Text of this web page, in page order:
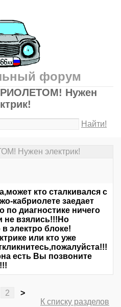
форум
Нужен
Найти!
Нужен электрик!
кто сталкивался с
кабриолете заедает
диагностике ничего
не взялись!!!Но
электро блоке!
или кто уже
есть Вы позвоните
2
>
К списку разделов